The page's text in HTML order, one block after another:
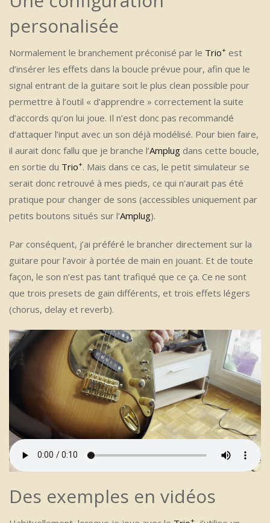
personalisée
Normalement le branchement préconisé par le Trio+ est
d’insérer les effets dans la boucle prévue pour, afin que le
signal entrant de la guitare soit le plus clean possible pour
permettre à l’outil « d’apprendre » correctement la suite
d’accords qu’on lui joue. Il n’est donc pas recommandé
d’attaquer l’input avec un son déjà modélisé. Pour bien faire,
il aurait donc fallu que je branche l’Amplug dans cette boucle,
en sortie du Trio+. Mais dans ce cas, le petit simulateur se
serait donc retrouvé à mes pieds, ce qui n’aurait pas été
pratique pour changer de sons (accessibles uniquement par
petits boutons situés sur l’Amplug).
Par conséquent, j’ai préféré le brancher directement sur la
guitare pour l’avoir à portée de main en jouant. Et de toute
façon, le son n’est pas tant trafiqué que ce ça. Ce ne sont
que trois presets de gain différents, et trois effets légers
(chorus, delay et reverb).
Des exemples en vidéos
+